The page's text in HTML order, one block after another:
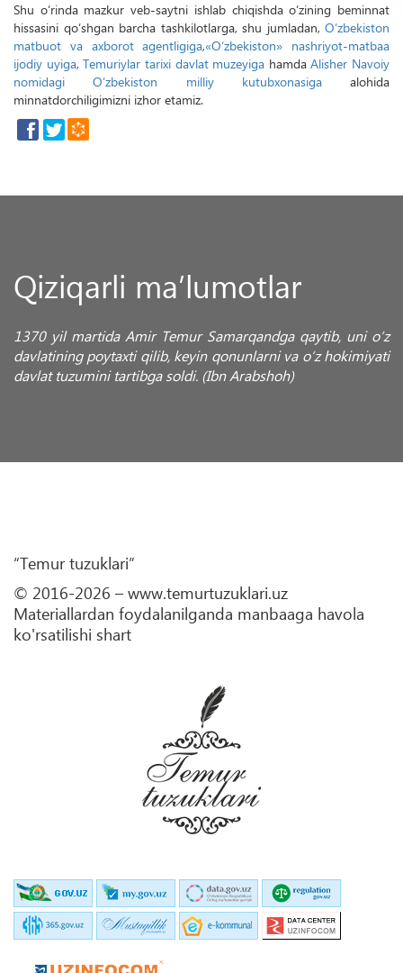
Shu o‘rinda mazkur veb-saytni ishlab chiqishda o‘zining beminnat
hissasini qo‘shgan barcha tashkilotlarga, shu jumladan, O‘zbekiston
matbuot va axborot agentligiga,«O‘zbekiston» nashriyot-matbaa
ijodiy uyiga,Temuriylar tarixi davlat muzeyiga hamdaAlisher Navoiy
nomidagi O‘zbekiston milliy kutubxonasigaalohida
minnatdorchiligimizni izhor etamiz.
Qiziqarli ma’lumotlar
1370 yil martida Amir Temur Samarqandga qaytib, uni o‘z
davlatining poytaxti qilib, keyin qonunlarni va o‘z hokimiyati
davlat tuzumini tartibga soldi. (Ibn Arabshoh)
“Temur tuzuklari”
© 2016-2026 – www.temurtuzuklari.uz
Materiallardan foydalanilganda manbaaga havola
ko'rsatilishi shart